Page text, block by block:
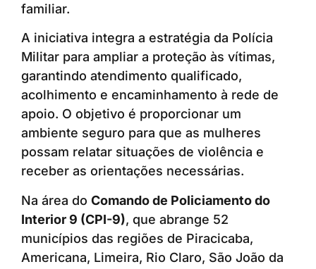
familiar.
A iniciativa integra a estratégia da Polícia
Militar para ampliar a proteção às vítimas,
garantindo atendimento qualificado,
acolhimento e encaminhamento à rede de
apoio. O objetivo é proporcionar um
ambiente seguro para que as mulheres
possam relatar situações de violência e
receber as orientações necessárias.
Na área do Comando de Policiamento do
Interior 9 (CPI-9), que abrange 52
municípios das regiões de Piracicaba,
Americana, Limeira, Rio Claro, São João da